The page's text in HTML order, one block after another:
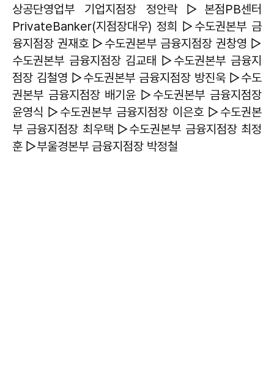
상공단영업부 기업지점장 정안락 ▷본점PB센터
PrivateBanker(지점장대우) 정희 ▷수도권본부 금
융지점장 권재호 ▷수도권본부 금융지점장 권창영 ▷
수도권본부 금융지점장 김교태 ▷수도권본부 금융지
점장 김철영 ▷수도권본부 금융지점장 방진욱 ▷수도
권본부 금융지점장 배기윤 ▷수도권본부 금융지점장
윤영식 ▷수도권본부 금융지점장 이은호 ▷수도권본
부 금융지점장 최우택 ▷수도권본부 금융지점장 최정
훈 ▷부울경본부 금융지점장 박정철